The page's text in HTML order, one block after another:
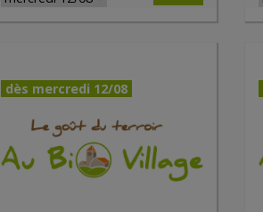
dès mercredi 12/08